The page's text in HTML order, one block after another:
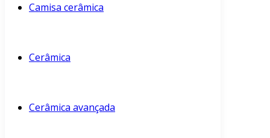
Camisa cerâmica
Cerâmica
Cerâmica avançada